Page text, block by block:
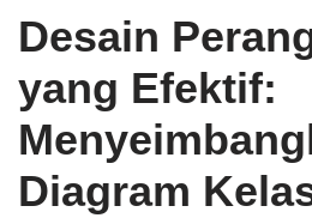
Desain
yang Efektif:
Diagram